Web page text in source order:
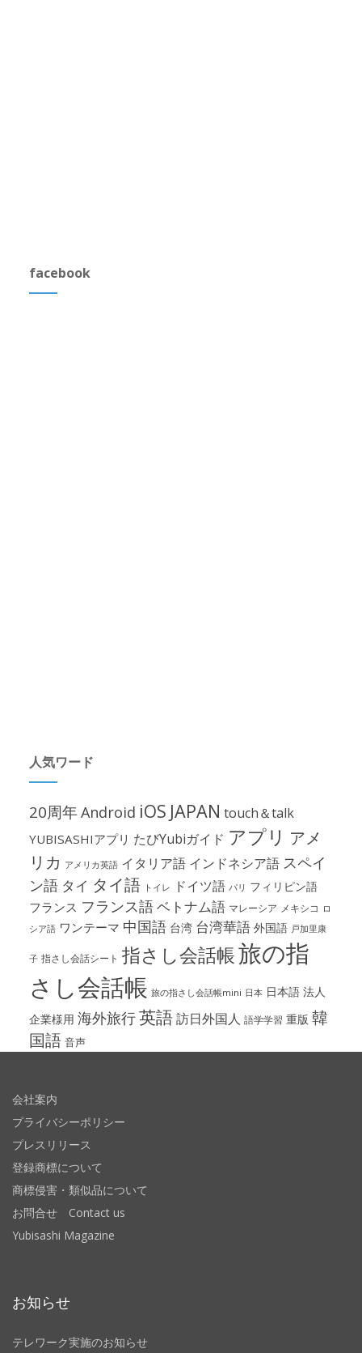
facebook
人気ワード
20周年Android iOS JAPAN touch＆talk
YUBISASHIアプリ たびYubiガイド アプリ アメ
リカ アメリカ英語 イタリア語 インドネシア語 スペイ
ン語 タイ タイ語 トイレ ドイツ語 パリ フィリピン語
フランス フランス語ベトナム語 マレーシア メキシコ ロ
シア語 ワンテーマ 中国語 台湾 台湾華語 外国語 戸加里康
子 指さし会話シート 指さし会話帳旅の指
さし会話帳 旅の指さし会話帳mini 日本 日本語 法人
企業様用 海外旅行英語訪日外国人 語学学習 重版 韓
国語 音声
会社案内
プライバシーポリシー
プレスリリース
登録商標について
商標侵害・類似品について
お問合せ Contact us
Yubisashi Magazine
お知らせ
テレワーク実施のお知らせ